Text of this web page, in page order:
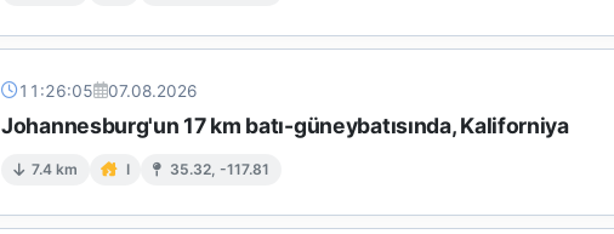
11:26:05 07.08.2026
Johannesburg'un 17 km batı-güneybatısında, Kaliforniya
7.4 km I 35.32, -117.81